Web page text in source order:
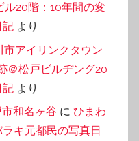
ル20階：10年間の変
記 より
アイリンクタウン
＠松戸ビルヂング20
記 より
和名ヶ谷 に ひまわ
キ元都民の写真日